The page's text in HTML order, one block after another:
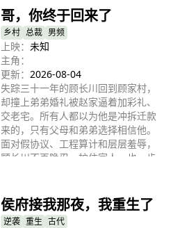
出山救场。他坚守诚信底线，严控食
材与工序，公开制作全过程，凭正宗
手艺挽回口碑。最终邱家造假败露，
陈守正以匠心守住老街招牌，赢得市
场与商超长期合作。
哥，你终于回来了
乡村 总裁 男频
上映： 未知
主角：
更新： 2026-08-04
失踪三十一年的顾长川回到顾家村，
却撞上弟弟婚礼被赵家逼着加彩礼、
交老宅。所有人都以为他是冲拆迁款
来的，只有父母和弟弟选择相信他。
面对假协议、工程算计和层层羞辱，
顾长川不再隐忍，护住家人，也一步
被他们轻视的“穷哥哥”，竟是三百亿
项目的真正掌舵人。
侯府接我那夜，我重生了
逆袭 重生 古代